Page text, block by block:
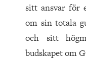
sitt ansvar för
om sin totala
och sitt
budskapet om